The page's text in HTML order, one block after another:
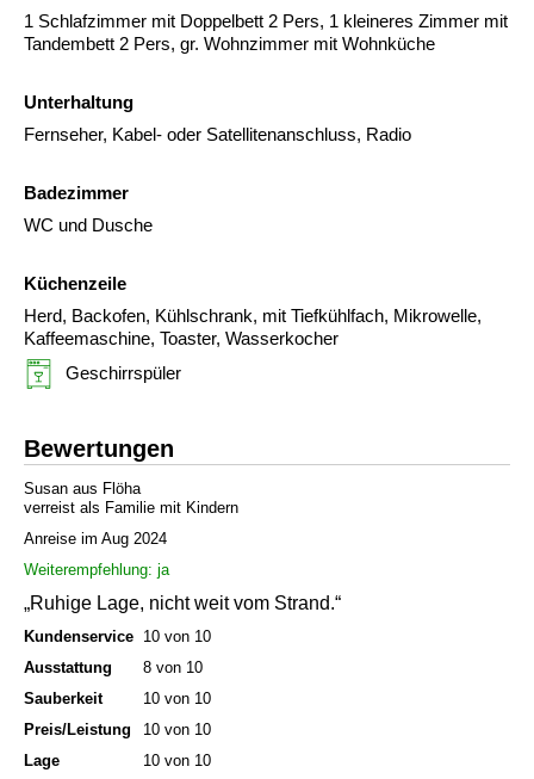
1 Schlafzimmer mit Doppelbett 2 Pers, 1 kleineres Zimmer mit
Tandembett 2 Pers, gr. Wohnzimmer mit Wohnküche
Unterhaltung
Fernseher, Kabel- oder Satellitenanschluss, Radio
Badezimmer
WC und Dusche
Küchenzeile
Herd, Backofen, Kühlschrank, mit Tiefkühlfach, Mikrowelle,
Kaffeemaschine, Toaster, Wasserkocher
Geschirrspüler
Bewertungen
Susan aus Flöha
verreist als Familie mit Kindern
Anreise im Aug 2024
Weiterempfehlung: ja
„Ruhige Lage, nicht weit vom Strand.“
Kundenservice 10 von 10
Ausstattung
8 von 10
Sauberkeit
10 von 10
Preis/Leistung
10 von 10
Lage
10 von 10